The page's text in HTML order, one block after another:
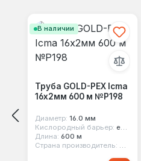
В наличии
Труба GOLD-PEX Icma
16х2мм 600 м №P198
Диаметр: 16.0 мм
Кислородный барьер: есть
Длина: 600 м
Страна производитель: Италия